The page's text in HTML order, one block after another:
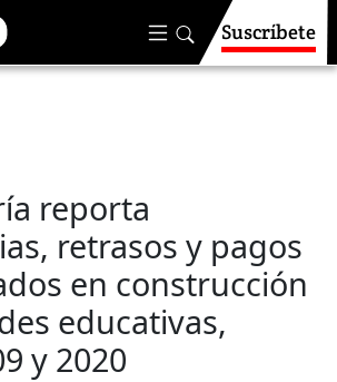
Suscríbete
reporta
retrasos y pagos
en construcción
educativas,
y 2020